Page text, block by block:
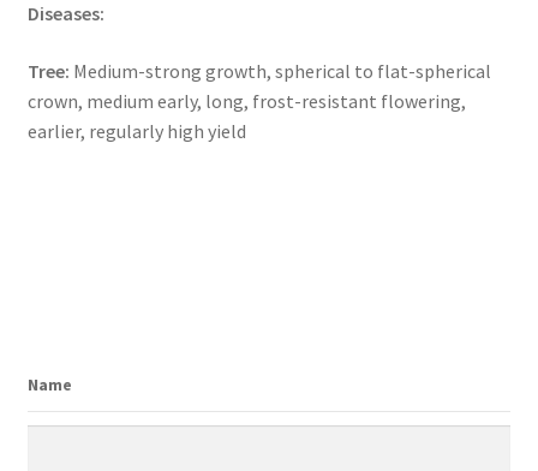
Diseases:
Tree: Medium-strong growth, spherical to flat-spherical
crown, medium early, long, frost-resistant flowering,
earlier, regularly high yield
Name